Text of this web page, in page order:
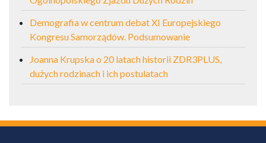
Demografia w centrum debat XI Europejskiego
Kongresu Samorządów. Podsumowanie
Joanna Krupska o 20 latach historii ZDR3PLUS,
dużych rodzinach i ich postulatach